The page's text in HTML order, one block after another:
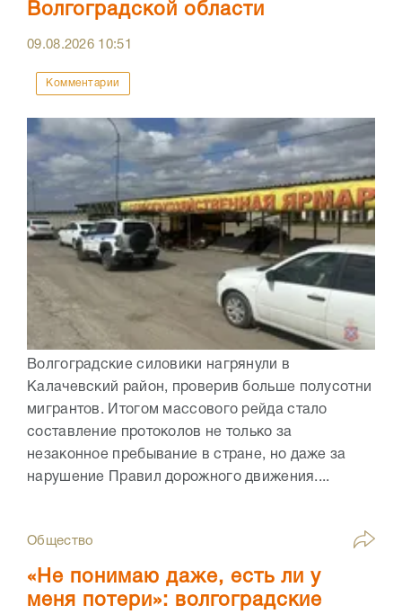
Волгоградской области
09.08.2026 10:51
Комментарии
Волгоградские силовики нагрянули в
Калачевский район, проверив больше полусотни
мигрантов. Итогом массового рейда стало
составление протоколов не только за
незаконное пребывание в стране, но даже за
нарушение Правил дорожного движения....
Общество
«Не понимаю даже, есть ли у
меня потери»: волгоградские